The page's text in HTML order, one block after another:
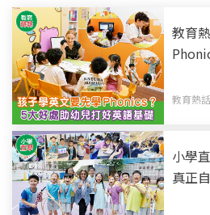
教育
教育熱
小學
真正